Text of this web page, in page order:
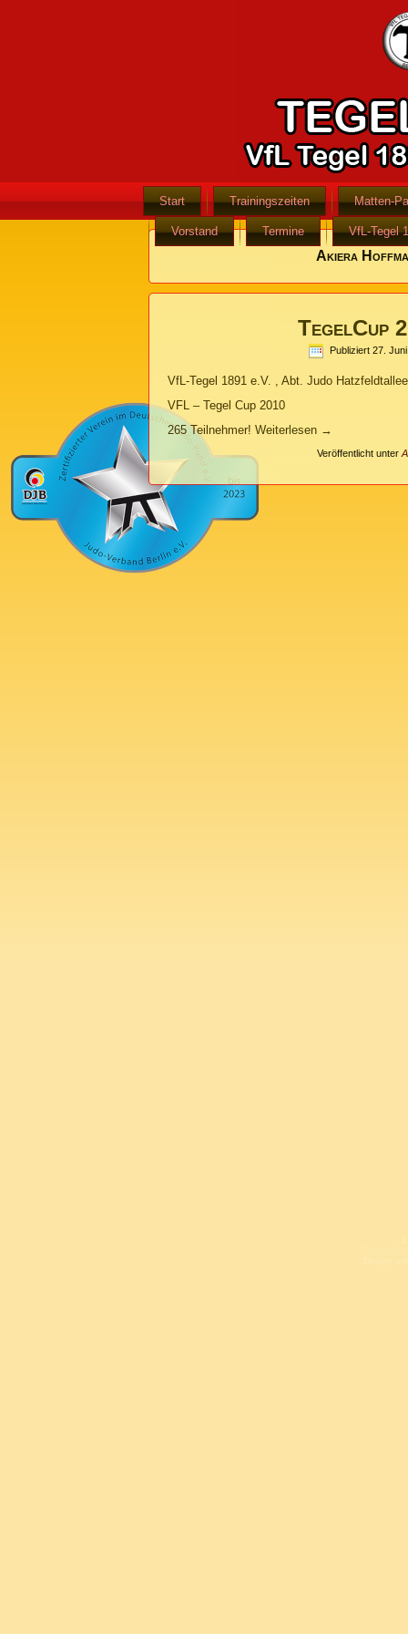
Start Trainingszeiten Matten-
Vorstand Termine VfL-Tegel
Akiera
TegelCup
Publiziert 27.
VfL-Tegel 1891 e.V. , Abt. Judo
VFL – Tegel Cup 2010
265 Teilnehmer! Weiterlesen →
Veröffentlicht unter